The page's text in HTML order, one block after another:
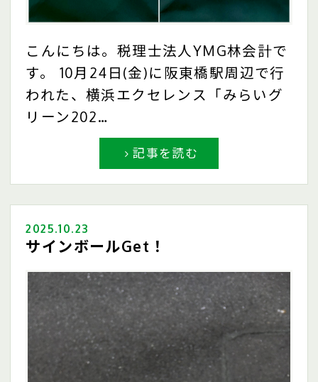
こんにちは。税理士法人YMG林会計で
す。 10月24日(金)に阪東橋駅周辺で行
われた、横浜エクセレンス「みらいグ
リーン202…
記事を読む
2025.10.23
サインボールGet！